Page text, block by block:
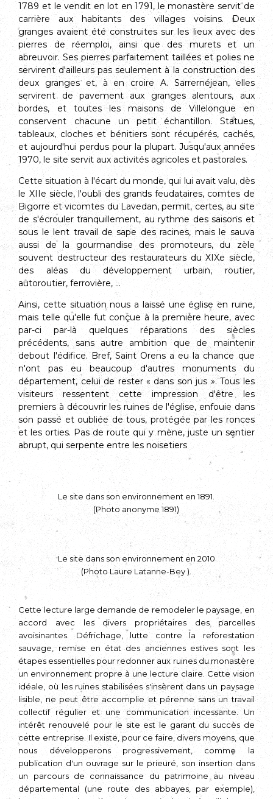
1789 et le vendit en lot en 1791, le monastère servit de
carrière aux habitants des villages voisins. Deux
granges avaient été construites sur les lieux avec des
pierres de réemploi, ainsi que des murets et un
abreuvoir. Ses pierres parfaitement taillées et polies ne
servirent d'ailleurs pas seulement à la construction des
deux granges et, à en croire A. Sarrernéjean, elles
servirent de pavement aux granges alentours, aux
bordes, et toutes les maisons de Villelongue en
conservent chacune un petit échantillon. Statues,
tableaux, cloches et bénitiers sont récupérés, cachés,
et aujourd'hui perdus pour la plupart. Jusqu'aux années
1970, le site servit aux activités agricoles et pastorales.
Cette situation à l'écart du monde, qui lui avait valu, dès
le XIIe siècle, l'oubli des grands feudataires, comtes de
Bigorre et vicomtes du Lavedan, permit, certes, au site
de s'écrouler tranquillement, au rythme des saisons et
sous le lent travail de sape des racines, mais le sauva
aussi de la gourmandise des pro­moteurs, du zèle
souvent destructeur des restaurateurs du XIXe siècle,
des aléas du développement urbain, routier,
autoroutier, ferrovière, ...
Ainsi, cette situation nous a laissé une église en ruine,
mais telle qu'elle fut conçue à la première heure, avec
par-ci par-là quelques réparations des siècles
précédents, sans autre ambition que de maintenir
debout l'édifice. Bref, Saint ­Orens a eu la chance que
n'ont pas eu beaucoup d'autres monuments du
département, celui de rester « dans son jus ». Tous les
visiteurs ressentent cette impression d'être les
premiers à découvrir les ruines de l'église, enfouie dans
son passé et oubliée de tous, protégée par les ronces
et les orties. Pas de route qui y mène, juste un sentier
abrupt, qui serpente entre les noisetiers
Le site dans son environnement en 1891.
(Photo anonyme 1891)
Le site dans son environnement en 2010
(Photo Laure Latanne-Bey ).
Cette lecture large demande de remodeler le paysage, en
accord avec les divers propriétaires des parcelles
avoisinantes. Défrichage, lutte contre la reforestation
sauvage, remise en état des anciennes estives sont les
étapes essentielles pour redonner aux ruines du monastère
un environnement propre à une lecture claire. Cette vision
idéale, où les ruines stabilisées s'insèrent dans un paysage
lisible, ne peut être accomplie et pérenne sans un travail
collectif régulier et une communication incessante. Un
intérêt renouvelé pour le site est le garant du succès de
cette entreprise. Il existe, pour ce faire, divers moyens, que
nous développerons progressivement, comme la
publication d'un ouvrage sur le prieuré, son insertion dans
un parcours de connaissance du patrimoine au niveau
départemental (une route des abbayes, par exemple),